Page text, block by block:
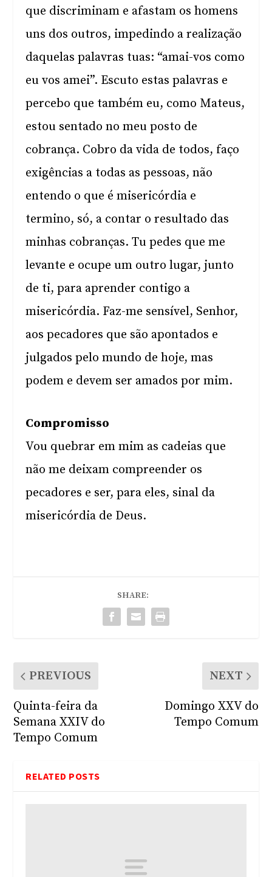
que discriminam e afastam os homens
uns dos outros, impedindo a realização
daquelas palavras tuas: “amai-vos como
eu vos amei”. Escuto estas palavras e
percebo que também eu, como Mateus,
estou sentado no meu posto de
cobrança. Cobro da vida de todos, faço
exigências a todas as pessoas, não
entendo o que é misericórdia e
termino, só, a contar o resultado das
minhas cobranças. Tu pedes que me
levante e ocupe um outro lugar, junto
de ti, para aprender contigo a
misericórdia. Faz-me sensível, Senhor,
aos pecadores que são apontados e
julgados pelo mundo de hoje, mas
podem e devem ser amados por mim.
Compromisso
Vou quebrar em mim as cadeias que
não me deixam compreender os
pecadores e ser, para eles, sinal da
misericórdia de Deus.
SHARE:
PREVIOUS
Quinta-feira da
Semana XXIV do
Tempo Comum
NEXT
Domingo XXV do
Tempo Comum
RELATED POSTS